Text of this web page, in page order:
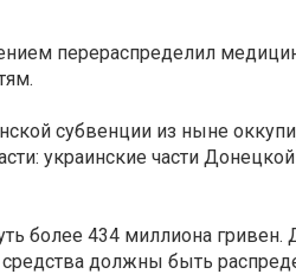
перераспределил
субвенции из ныне
украинские части
более 434 миллиона гривен.
должны быть